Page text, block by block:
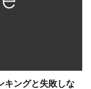
キングと失敗しな